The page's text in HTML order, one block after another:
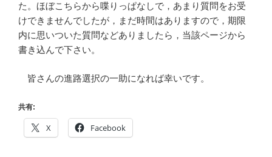
た。ほぼこちらから喋りっぱなしで，あまり質問をお受
けできませんでしたが，まだ時間はありますので，期限
内に思いついた質問などありましたら，当該ページから
書き込んで下さい。
皆さんの進路選択の一助になれば幸いです。
共有:
X Facebook